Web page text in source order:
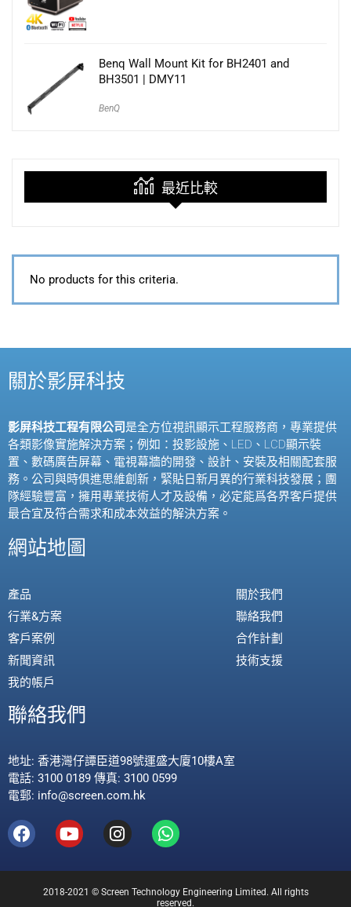
Benq Wall Mount Kit for BH2401 and
BH3501 | DMY11
BenQ
最近比較
No products for this criteria.
關於影屏科技
影屏科技工程有限公司是全方位視訊顯示工程服務商，專業提供
各類影像實施解決方案；例如：投影設施、 LED 、 LCD顯示裝
置、數碼廣告屏幕、電視幕牆的開發、設計、安裝及相關配套服
務。公司與時俱進思維創新，緊貼日新月異的行業科技發展；團
隊經驗豐富，擁用專業技術人才及設備，必定能爲各界客戶提供
最合宜及符合需求和成本效益的解決方案。
網站地圖
產品
行業&方案
客戶案例
新聞資訊
我的帳戶
關於我們
聯絡我們
合作計劃
技術支援
聯絡我們
地址: 香港灣仔譚臣道98號運盛大廈10樓A室
電話: 3100 0189 傳真: 3100 0599
電郵: info@screen.com.hk
2018-2021 © Screen Technology Engineering Limited. All rights
reserved.